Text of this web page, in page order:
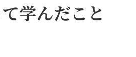
学んだこと